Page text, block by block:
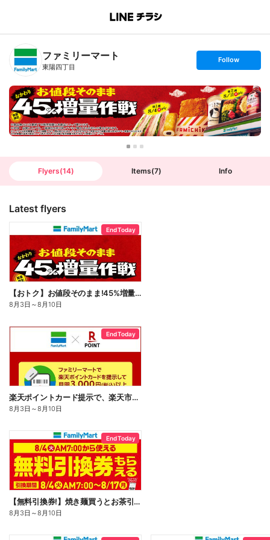
B
n
T
ファミリーマート
東陽四丁目
s
t
o
l
l
o
w
Follow
Flyers(14) Items(7) Info
Latest flyers
End Today
【おトク】お値段そのまま!45%増量作戦!
8月3日 ～8月10日
End Today
楽天ポイントカード提示で、楽天市場でのお買い物がおトクに!
8月3日 ～8月10日
End Today
【無料引換券!】焼き麺買うとお茶引換券貰える!
8月3日 ～8月10日